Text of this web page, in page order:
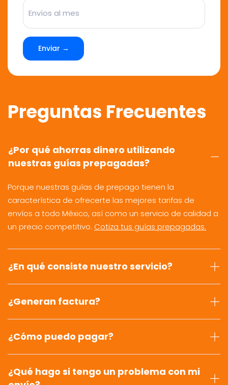
Enviar →
Preguntas Frecuentes
¿Por qué ahorras dinero utilizando
nuestras guías prepagadas?
Porque nuestras guías de prepago tienen la
característica de ofrecerte las mejores tarifas de
envíos a todo México, así como un servicio de calidad a
un precio competitivo. Cotiza tus guías prepagadas.
¿En qué consiste nuestro servicio?
¿Generan factura?
¿Cómo puedo pagar?
¿Qué hago si tengo un problema con mi